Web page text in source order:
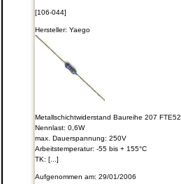
[106-044]
Hersteller: Yaego
Metallschichtwiderstand Baureihe 207 FTE52
Nennlast: 0,6W
max. Dauerspannung: 250V
Arbeitstemperatur: -55 bis + 155°C
TK: [...]
Aufgenommen am: 29/01/2006